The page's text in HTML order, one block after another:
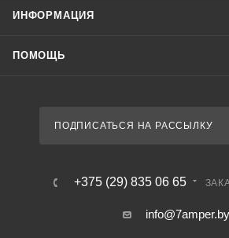
ИНФОРМАЦИЯ
ПОМОЩЬ
ПОДПИСАТЬСЯ НА РАССЫЛКУ
+375 (29) 835 06 65
info@7amper.by